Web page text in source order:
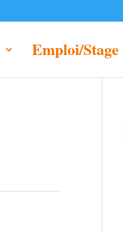
Emploi/Stage